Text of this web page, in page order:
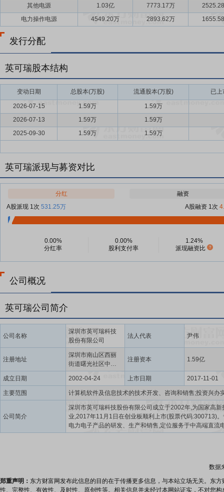
其他电源
1.03亿 7773.17万
电力操作电源
4549.20万 2893.62万
发行分配
英可瑞股本结构
变动日期 总股本(万股) 流通股本(万股) 已
2026-07-15 1.59万
1.59万
2026-07-13
1.59万
1.59万
2025-09-30
1.59万 1.59万
英可瑞派现与募资对比
分红
融资
A股派现 1次 531.25万 A股融资 1次
0.00%
分红率
0.00%
股利支付率
1.24%
派现融资比
公司概况
英可瑞公司简介
公司名称
深圳市英可瑞科技
股份有限公司
法人代表 尹伟
注册地址
深圳市南山区西丽
街道曙光社区中山
园路1001号TCL科
学园区E1栋1101
注册资本 1.59亿
成立日期 2002-04-24 上市日期 2017-11-01
主要范围
公司简介
深圳市英可瑞科技股份有限公司成立于2002年,为国家高新
业,2017年11月1日在创业板顺利上市(股票代码:300713)
电力电子产品的研发、生产和销售,定位服务于中高端直流
统制造商,以拥有自主知识产权为基础,在经营过程中坚持走
后获得多项国家发明专利技术和软件著作权。同时我们坚
符合国标和欧美标准的高品质产品,锻造专业化的营销服务
目前公司产品广泛应用于汽车、电力、铁路、冶金、通信
数据
郑重声明： 东方财富网发布此信息的目的在于传播更多信息，与本站立场无关。东
性、完整性、有效性、及时性、原创性等。相关信息并未经过本网站证实，不对您